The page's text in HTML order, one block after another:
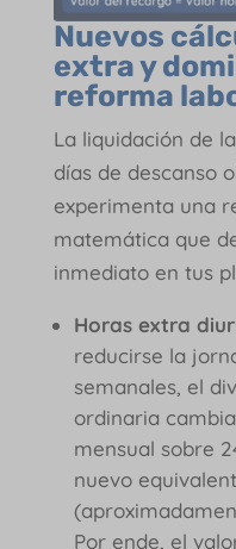
Nuevos
extra y
reforma
La liquidación de
días de descanso
experimenta una
matemática que
inmediato en tus
Horas extra
reducirse la
semanales, el
ordinaria
mensual sobre
nuevo
Por ende, el